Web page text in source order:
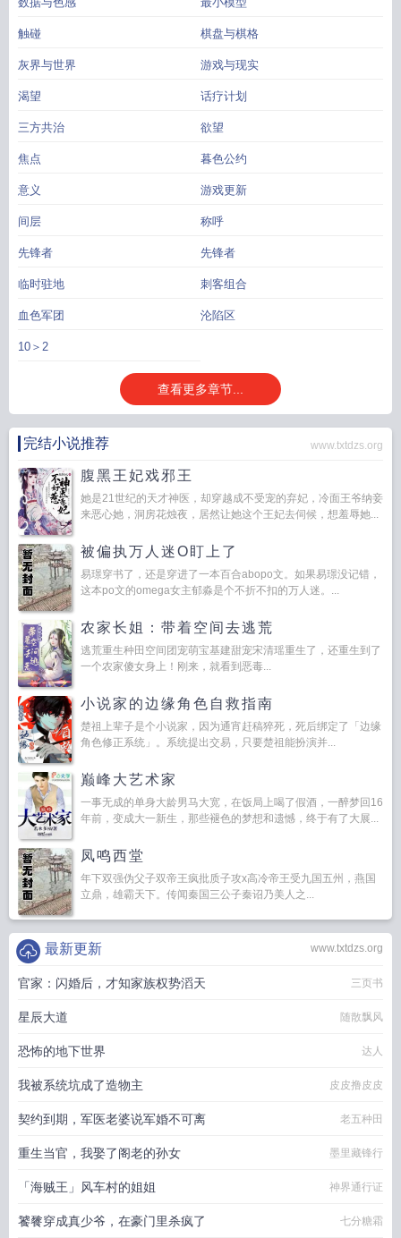
触碰 棋盘与棋格
灰界与世界 游戏与现实
渴望 话疗计划
三方共治 欲望
焦点 暮色公约
意义 游戏更新
间层 称呼
先锋者 先锋者
临时驻地 刺客组合
血色军团 沦陷区
10＞2
查看更多章节...
完结小说推荐 www.txtdzs.org
腹黑王妃戏邪王
她是21世纪的天才神医，却穿越成不受宠的弃妃，冷面王爷纳妾
来恶心她，洞房花烛夜，居然让她这个王妃去伺候，想羞辱她...
被偏执万人迷O盯上了
易璟穿书了，还是穿进了一本百合abopo文。如果易璟没记错，
这本po文的omega女主郁淼是个不折不扣的万人迷。...
农家长姐：带着空间去逃荒
逃荒重生种田空间团宠萌宝基建甜宠宋清瑶重生了，还重生到了
一个农家傻女身上！刚来，就看到恶毒...
小说家的边缘角色自救指南
楚祖上辈子是个小说家，因为通宵赶稿猝死，死后绑定了「边缘
角色修正系统」。系统提出交易，只要楚祖能扮演并...
巅峰大艺术家
一事无成的单身大龄男马大宽，在饭局上喝了假酒，一醉梦回16
年前，变成大一新生，那些褪色的梦想和遗憾，终于有了大展...
凤鸣西堂
年下双强伪父子双帝王疯批质子攻x高冷帝王受九国五州，燕国
立鼎，雄霸天下。传闻秦国三公子秦诏乃美人之...
www.txtdzs.org
最新更新
官家：闪婚后，才知家族权势滔天 三页书
星辰大道 随散飘风
恐怖的地下世界 达人
我被系统坑成了造物主 皮皮撸皮皮
契约到期，军医老婆说军婚不可离 老五种田
重生当官，我娶了阁老的孙女 墨里藏锋行
「海贼王」风车村的姐姐 神界通行证
饕餮穿成真少爷，在豪门里杀疯了 七分糖霜